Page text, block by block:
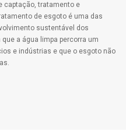
captação, tratamento e
de esgoto é uma das
sustentável dos
a água limpa percorra um
e indústrias e que o esgoto não